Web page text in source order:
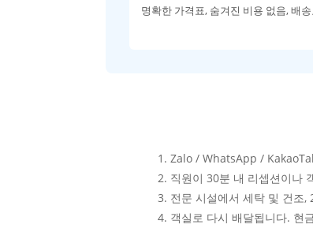
명확한 가격표, 숨겨진 비용 없음, 배
Zalo / WhatsApp /
직원이 30분 내 리셉션이나
전문 시설에서 세탁 및 건조,
객실로 다시 배달됩니다. 현